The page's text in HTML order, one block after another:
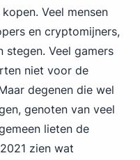
Veel mensen
en cryptomijners,
Veel gamers
niet voor de
degenen die wel
genoten van veel
lieten de
zien wat